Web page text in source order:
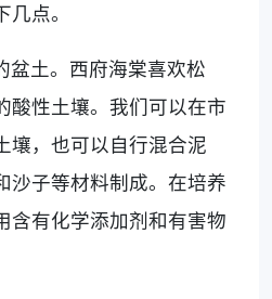
点。
盆土。西府海棠喜欢松
酸性土壤。我们可以在市
壤，也可以自行混合泥
沙子等材料制成。在培养
含有化学添加剂和有害物